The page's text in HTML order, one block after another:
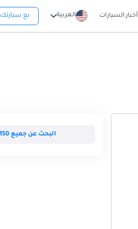
أخبار السيارات العربية بع سيارتك
البحث عن جميع F 150 للبيع